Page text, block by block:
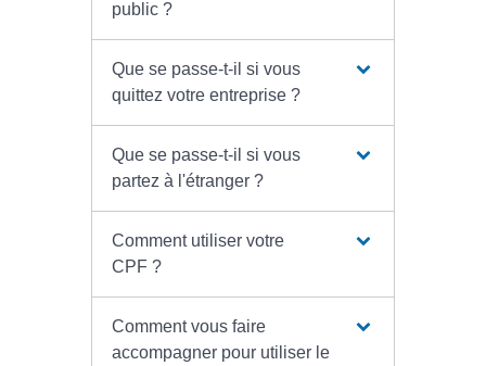
public ?
Que se passe-t-il si vous
quittez votre entreprise ?
Que se passe-t-il si vous
partez à l'étranger ?
Comment utiliser votre
CPF ?
Comment vous faire
accompagner pour utiliser le